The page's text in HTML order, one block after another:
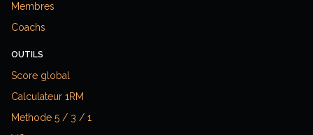
Membres
Coachs
OUTILS
Score global
Calculateur 1RM
Methode 5 / 3 / 1